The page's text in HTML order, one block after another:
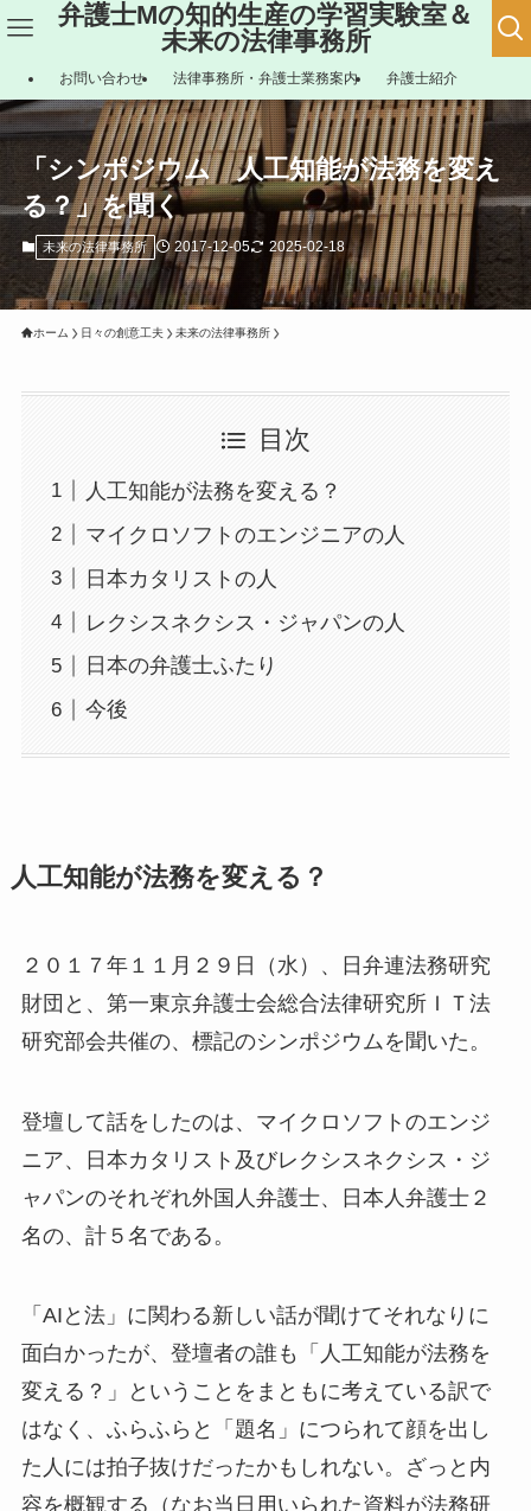
弁護士Mの知的生産の学習実験室＆
未来の法律事務所
お問い合わせ 法律事務所・弁護士業務案内 弁護士紹介
「シンポジウム 人工知能が法務を変え
る？」を聞く
未来の法律事務所 2017-12-05 2025-02-18
ホーム 日々の創意工夫 未来の法律事務所
目次
人工知能が法務を変える？
マイクロソフトのエンジニアの人
日本カタリストの人
レクシスネクシス・ジャパンの人
日本の弁護士ふたり
今後
人工知能が法務を変える？
２０１７年１１月２９日（水）、日弁連法務研究
財団と、第一東京弁護士会総合法律研究所ＩＴ法
研究部会共催の、標記のシンポジウムを聞いた。
登壇して話をしたのは、マイクロソフトのエンジ
ニア、日本カタリスト及びレクシスネクシス・ジ
ャパンのそれぞれ外国人弁護士、日本人弁護士２
名の、計５名である。
「AIと法」に関わる新しい話が聞けてそれなりに
面白かったが、登壇者の誰も「人工知能が法務を
変える？」ということをまともに考えている訳で
はなく、ふらふらと「題名」につられて顔を出し
た人には拍子抜けだったかもしれない。ざっと内
容を概観する（なお当日用いられた資料が法務研